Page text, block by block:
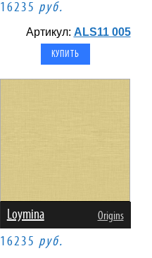
16235 руб.
Артикул: ALS11 005
Loymina Origins
16235 руб.